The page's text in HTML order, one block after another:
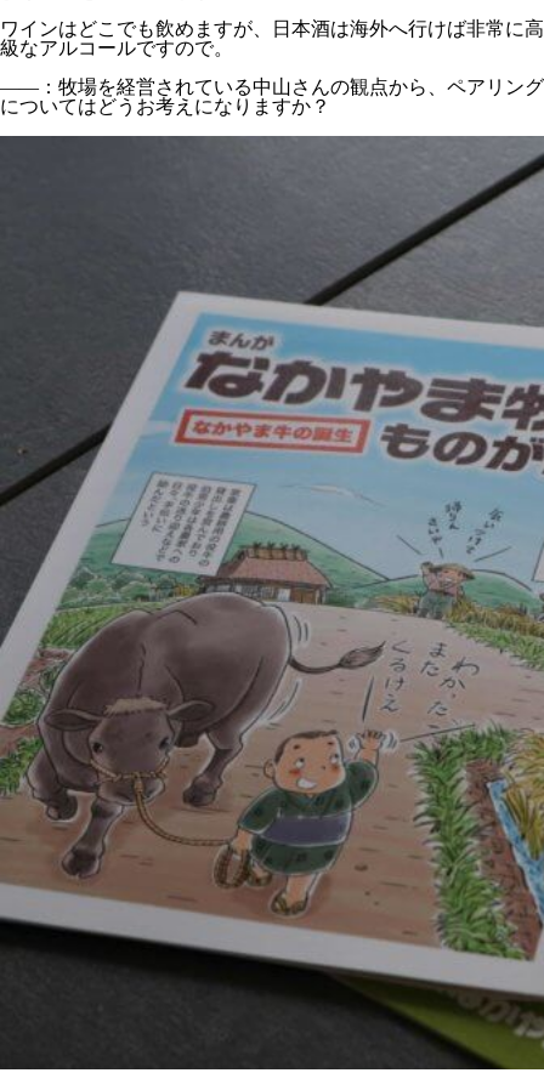
ワインはどこでも飲めますが、日本酒は海外へ行けば非常に高
級なアルコールですので。
――：牧場を経営されている中山さんの観点から、ペアリング
についてはどうお考えになりますか？